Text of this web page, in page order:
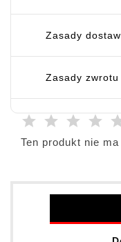
Zasady
Zasady zwrotu
Ten produkt nie